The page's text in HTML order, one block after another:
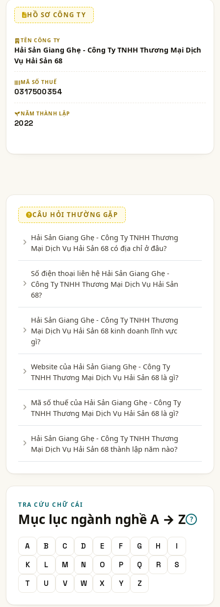
HỒ SƠ CÔNG TY
TÊN CÔNG TY
Hải Sản Giang Ghẹ - Công Ty TNHH Thương Mại Dịch
Vụ Hải Sản 68
MÃ SỐ THUẾ
0317500354
NĂM THÀNH LẬP
2022
CÂU HỎI THƯỜNG GẶP
Hải Sản Giang Ghẹ - Công Ty TNHH Thương
Mại Dịch Vụ Hải Sản 68 có địa chỉ ở đâu?
Số điện thoại liên hệ Hải Sản Giang Ghẹ -
Công Ty TNHH Thương Mại Dịch Vụ Hải Sản
68?
Hải Sản Giang Ghẹ - Công Ty TNHH Thương
Mại Dịch Vụ Hải Sản 68 kinh doanh lĩnh vực
gì?
Website của Hải Sản Giang Ghẹ - Công Ty
TNHH Thương Mại Dịch Vụ Hải Sản 68 là gì?
Mã số thuế của Hải Sản Giang Ghẹ - Công Ty
TNHH Thương Mại Dịch Vụ Hải Sản 68 là gì?
Hải Sản Giang Ghẹ - Công Ty TNHH Thương
Mại Dịch Vụ Hải Sản 68 thành lập năm nào?
TRA CỨU CHỮ CÁI
Mục lục ngành nghề A → Z ?
A B C D E F G H
I
K
L M N O P Q R
S
T
U V W X Y Z